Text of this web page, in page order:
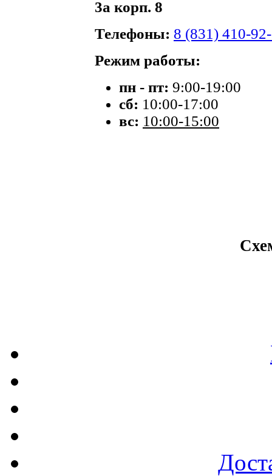
3а корп. 8
Телефоны: 8 (831) 410-
Режим работы:
пн - пт: 9:00-19:00
сб: 10:00-17:00
вс: 10:00-15:00